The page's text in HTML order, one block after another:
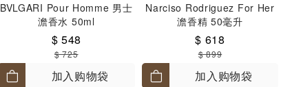
BVLGARI Pour Homme 男士
澹香水 50ml
$ 548
$ 725
加入购物袋
Narciso Rodriguez For Her
澹香精 50毫升
$ 618
$ 899
加入购物袋